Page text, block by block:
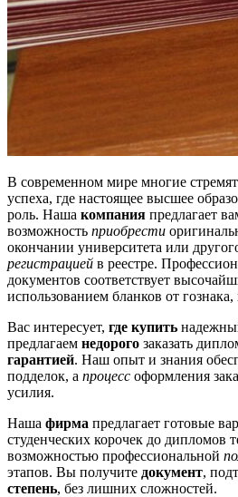
В современном мире многие
успеха, где настоящее высшее
роль. Наша компания предлагает
возможность приобрести
окончании университета или
регистрацией в реестре.
документов соответствует
использованием бланков от гознака,
Вас интересует, где купить
предлагаем недорого заказать
гарантией. Наш опыт и знания
подделок, а процесс оформления
усилия.
Наша фирма предлагает готовые
студенческих корочек до дипломов
возможностью профессиональной
этапов. Вы получите документ,
степень, без лишних сложностей.